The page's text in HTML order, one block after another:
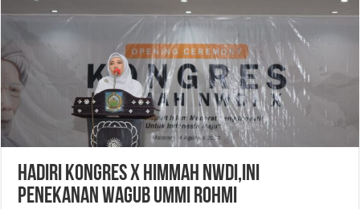
Hadiri Kongres X HIMMAH NWDI,Ini
Penekanan Wagub Ummi Rohmi